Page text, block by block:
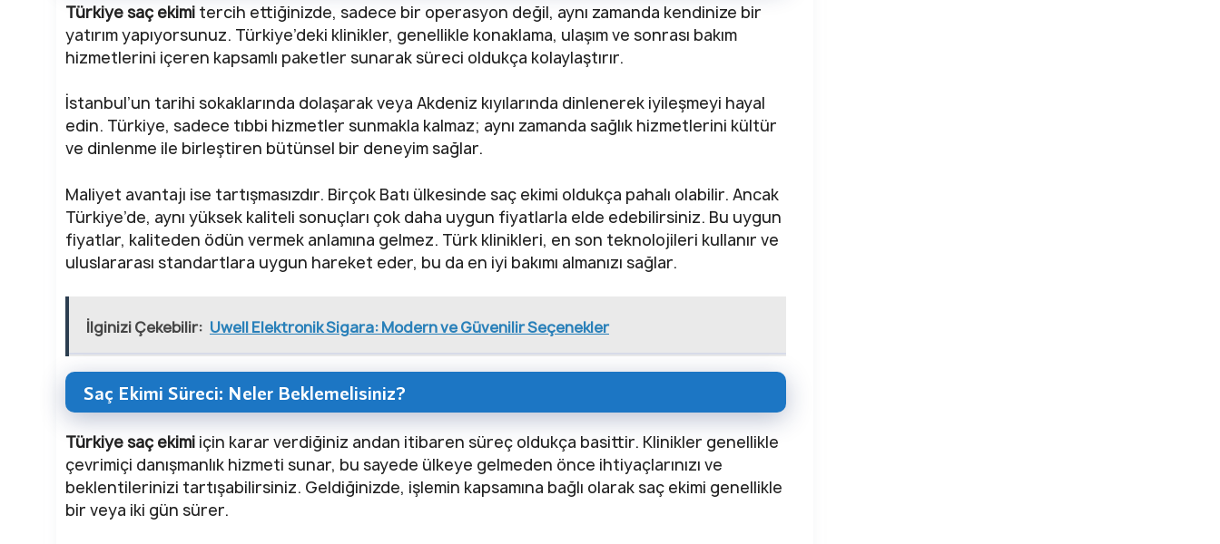
Türkiye saç ekimi tercih ettiğinizde, sadece bir operasyon değil, aynı zamanda kendinize bir
yatırım yapıyorsunuz. Türkiye’deki klinikler, genellikle konaklama, ulaşım ve sonrası bakım
hizmetlerini içeren kapsamlı paketler sunarak süreci oldukça kolaylaştırır.
İstanbul’un tarihi sokaklarında dolaşarak veya Akdeniz kıyılarında dinlenerek iyileşmeyi hayal
edin. Türkiye, sadece tıbbi hizmetler sunmakla kalmaz; aynı zamanda sağlık hizmetlerini kültür
ve dinlenme ile birleştiren bütünsel bir deneyim sağlar.
Maliyet avantajı ise tartışmasızdır. Birçok Batı ülkesinde saç ekimi oldukça pahalı olabilir. Ancak
Türkiye’de, aynı yüksek kaliteli sonuçları çok daha uygun fiyatlarla elde edebilirsiniz. Bu uygun
fiyatlar, kaliteden ödün vermek anlamına gelmez. Türk klinikleri, en son teknolojileri kullanır ve
uluslararası standartlara uygun hareket eder, bu da en iyi bakımı almanızı sağlar.
İlginizi Çekebilir: Uwell Elektronik Sigara: Modern ve Güvenilir Seçenekler
Saç Ekimi Süreci: Neler Beklemelisiniz?
Türkiye saç ekimi için karar verdiğiniz andan itibaren süreç oldukça basittir. Klinikler genellikle
çevrimiçi danışmanlık hizmeti sunar, bu sayede ülkeye gelmeden önce ihtiyaçlarınızı ve
beklentilerinizi tartışabilirsiniz. Geldiğinizde, işlemin kapsamına bağlı olarak saç ekimi genellikle
bir veya iki gün sürer.